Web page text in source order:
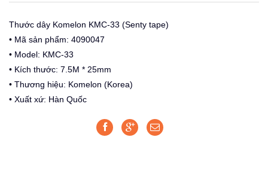
Thước dây Komelon KMC-33 (Senty tape)
• Mã sản phẩm: 4090047
• Model: KMC-33
• Kích thước: 7.5M * 25mm
• Thương hiệu: Komelon (Korea)
• Xuất xứ: Hàn Quốc